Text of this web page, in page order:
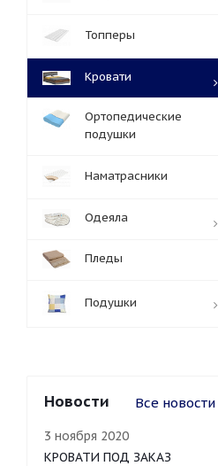
Топперы
Кровати
Ортопедические
подушки
Наматрасники
Одеяла
Пледы
Подушки
Новости Все новости
3 ноября 2020
КРОВАТИ ПОД ЗАКАЗ